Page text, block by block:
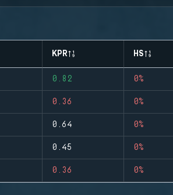
KPR HS
0.82 0%
0.36 0%
0.64 0%
0.45 0%
0.36 0%